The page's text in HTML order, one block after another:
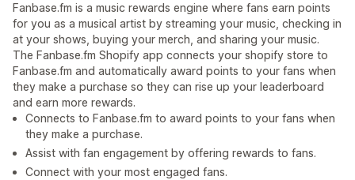
Fanbase.fm is a music rewards engine where fans earn points
for you as a musical artist by streaming your music, checking in
at your shows, buying your merch, and sharing your music.
The Fanbase.fm Shopify app connects your shopify store to
Fanbase.fm and automatically award points to your fans when
they make a purchase so they can rise up your leaderboard
and earn more rewards.
Connects to Fanbase.fm to award points to your fans when
they make a purchase.
Assist with fan engagement by offering rewards to fans.
Connect with your most engaged fans.